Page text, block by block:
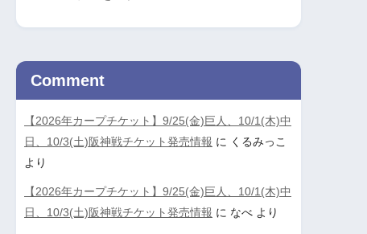
Comment
【2026年カープチケット】9/25(金)巨人、10/1(木)中
日、10/3(土)阪神戦チケット発売情報 に くるみっこ
より
【2026年カープチケット】9/25(金)巨人、10/1(木)中
日、10/3(土)阪神戦チケット発売情報 に なべ より